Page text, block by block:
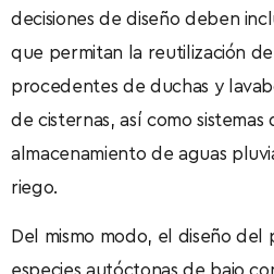
decisiones de diseño deben
que permitan la reutilización de
procedentes de duchas y
de cisternas, así como
almacenamiento de aguas
riego.
Del mismo modo, el diseño del